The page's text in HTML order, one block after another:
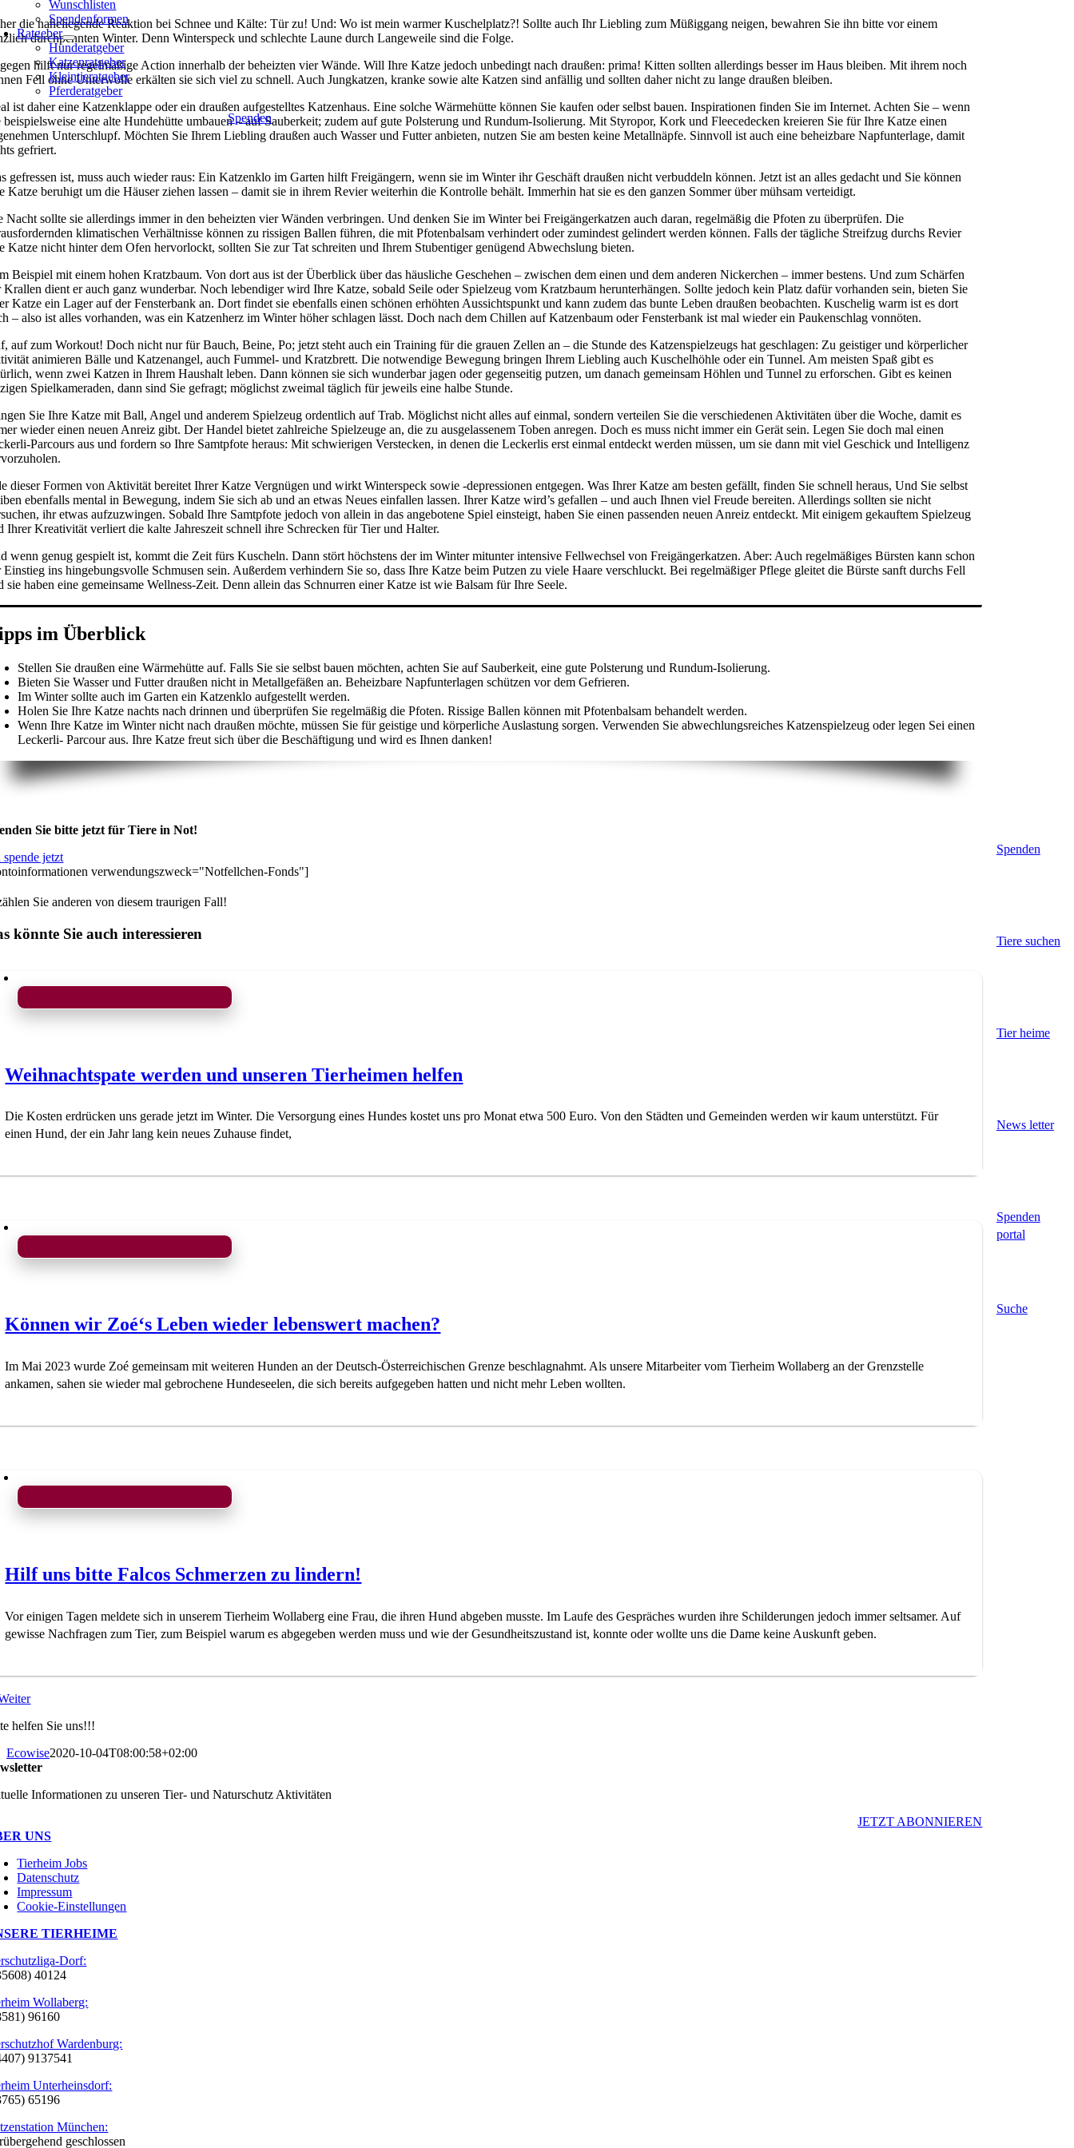
Wunschlisten
Spendenformen
Ratgeber
Hunderatgeber
Katzenratgeber
Kleintieratgeber
Pferderatgeber
Spenden
Spenden
Tiere suchen
Tier heime
News letter
Spenden
portal
Suche
die naheliegende Reaktion bei Schnee und Kälte: Tür zu! Und: Wo ist mein warmer Kuschelplatz?! Sollte auch Ihr Liebling zum Müßiggang neigen, bewahren Sie ihn bitte vor einem
durchpennten Winter. Denn Winterspeck und schlechte Laune durch Langeweile sind die Folge.
hilft nur regelmäßige Action innerhalb der beheizten vier Wände. Will Ihre Katze jedoch unbedingt nach draußen: prima! Kitten sollten allerdings besser im Haus bleiben. Mit ihrem noch
Fell ohne Unterwolle erkälten sie sich viel zu schnell. Auch Jungkatzen, kranke sowie alte Katzen sind anfällig und sollten daher nicht zu lange draußen bleiben.
ist daher eine Katzenklappe oder ein draußen aufgestelltes Katzenhaus. Eine solche Wärmehütte können Sie kaufen oder selbst bauen. Inspirationen finden Sie im Internet. Achten Sie – wenn
beispielsweise eine alte Hundehütte umbauen – auf Sauberkeit; zudem auf gute Polsterung und Rundum-Isolierung. Mit Styropor, Kork und Fleecedecken kreieren Sie für Ihre Katze einen
Unterschlupf. Möchten Sie Ihrem Liebling draußen auch Wasser und Futter anbieten, nutzen Sie am besten keine Metallnäpfe. Sinnvoll ist auch eine beheizbare Napfunterlage, damit
gefriert.
gefressen ist, muss auch wieder raus: Ein Katzenklo im Garten hilft Freigängern, wenn sie im Winter ihr Geschäft draußen nicht verbuddeln können. Jetzt ist an alles gedacht und Sie können
Katze beruhigt um die Häuser ziehen lassen – damit sie in ihrem Revier weiterhin die Kontrolle behält. Immerhin hat sie es den ganzen Sommer über mühsam verteidigt.
Nacht sollte sie allerdings immer in den beheizten vier Wänden verbringen. Und denken Sie im Winter bei Freigängerkatzen auch daran, regelmäßig die Pfoten zu überprüfen. Die
klimatischen Verhältnisse können zu rissigen Ballen führen, die mit Pfotenbalsam verhindert oder zumindest gelindert werden können. Falls der tägliche Streifzug durchs Revier
Katze nicht hinter dem Ofen hervorlockt, sollten Sie zur Tat schreiten und Ihrem Stubentiger genügend Abwechslung bieten.
Beispiel mit einem hohen Kratzbaum. Von dort aus ist der Überblick über das häusliche Geschehen – zwischen dem einen und dem anderen Nickerchen – immer bestens. Und zum Schärfen
Krallen dient er auch ganz wunderbar. Noch lebendiger wird Ihre Katze, sobald Seile oder Spielzeug vom Kratzbaum herunterhängen. Sollte jedoch kein Platz dafür vorhanden sein, bieten Sie
Katze ein Lager auf der Fensterbank an. Dort findet sie ebenfalls einen schönen erhöhten Aussichtspunkt und kann zudem das bunte Leben draußen beobachten. Kuschelig warm ist es dort
– also ist alles vorhanden, was ein Katzenherz im Winter höher schlagen lässt. Doch nach dem Chillen auf Katzenbaum oder Fensterbank ist mal wieder ein Paukenschlag vonnöten.
auf zum Workout! Doch nicht nur für Bauch, Beine, Po; jetzt steht auch ein Training für die grauen Zellen an – die Stunde des Katzenspielzeugs hat geschlagen: Zu geistiger und körperlicher
animieren Bälle und Katzenangel, auch Fummel- und Kratzbrett. Die notwendige Bewegung bringen Ihrem Liebling auch Kuschelhöhle oder ein Tunnel. Am meisten Spaß gibt es
wenn zwei Katzen in Ihrem Haushalt leben. Dann können sie sich wunderbar jagen oder gegenseitig putzen, um danach gemeinsam Höhlen und Tunnel zu erforschen. Gibt es keinen
Spielkameraden, dann sind Sie gefragt; möglichst zweimal täglich für jeweils eine halbe Stunde.
Sie Ihre Katze mit Ball, Angel und anderem Spielzeug ordentlich auf Trab. Möglichst nicht alles auf einmal, sondern verteilen Sie die verschiedenen Aktivitäten über die Woche, damit es
wieder einen neuen Anreiz gibt. Der Handel bietet zahlreiche Spielzeuge an, die zu ausgelassenem Toben anregen. Doch es muss nicht immer ein Gerät sein. Legen Sie doch mal einen
Parcours aus und fordern so Ihre Samtpfote heraus: Mit schwierigen Verstecken, in denen die Leckerlis erst einmal entdeckt werden müssen, um sie dann mit viel Geschick und Intelligenz
dieser Formen von Aktivität bereitet Ihrer Katze Vergnügen und wirkt Winterspeck sowie -depressionen entgegen. Was Ihrer Katze am besten gefällt, finden Sie schnell heraus, Und Sie selbst
ebenfalls mental in Bewegung, indem Sie sich ab und an etwas Neues einfallen lassen. Ihrer Katze wird’s gefallen – und auch Ihnen viel Freude bereiten. Allerdings sollten sie nicht
ihr etwas aufzuzwingen. Sobald Ihre Samtpfote jedoch von allein in das angebotene Spiel einsteigt, haben Sie einen passenden neuen Anreiz entdeckt. Mit einigem gekauftem Spielzeug
Ihrer Kreativität verliert die kalte Jahreszeit schnell ihre Schrecken für Tier und Halter.
wenn genug gespielt ist, kommt die Zeit fürs Kuscheln. Dann stört höchstens der im Winter mitunter intensive Fellwechsel von Freigängerkatzen. Aber: Auch regelmäßiges Bürsten kann schon
Einstieg ins hingebungsvolle Schmusen sein. Außerdem verhindern Sie so, dass Ihre Katze beim Putzen zu viele Haare verschluckt. Bei regelmäßiger Pflege gleitet die Bürste sanft durchs Fell
sie haben eine gemeinsame Wellness-Zeit. Denn allein das Schnurren einer Katze ist wie Balsam für Ihre Seele.
im Überblick
Stellen Sie draußen eine Wärmehütte auf. Falls Sie sie selbst bauen möchten, achten Sie auf Sauberkeit, eine gute Polsterung und Rundum-Isolierung.
Bieten Sie Wasser und Futter draußen nicht in Metallgefäßen an. Beheizbare Napfunterlagen schützen vor dem Gefrieren.
Im Winter sollte auch im Garten ein Katzenklo aufgestellt werden.
Holen Sie Ihre Katze nachts nach drinnen und überprüfen Sie regelmäßig die Pfoten. Rissige Ballen können mit Pfotenbalsam behandelt werden.
Wenn Ihre Katze im Winter nicht nach draußen möchte, müssen Sie für geistige und körperliche Auslastung sorgen. Verwenden Sie abwechlungsreiches Katzenspielzeug oder legen Sei einen
Leckerli- Parcour aus. Ihre Katze freut sich über die Beschäftigung und wird es Ihnen danken!
Sie bitte jetzt für Tiere in Not!
spende jetzt
verwendungszweck="Notfellchen-Fonds"]
Sie anderen von diesem traurigen Fall!
könnte Sie auch interessieren
Weihnachtspate werden und unseren Tierheimen helfen
Die Kosten erdrücken uns gerade jetzt im Winter. Die Versorgung eines Hundes kostet uns pro Monat etwa 500 Euro. Von den Städten und Gemeinden werden wir kaum unterstützt. Für
einen Hund, der ein Jahr lang kein neues Zuhause findet,
Können wir Zoé‘s Leben wieder lebenswert machen?
Im Mai 2023 wurde Zoé gemeinsam mit weiteren Hunden an der Deutsch-Österreichischen Grenze beschlagnahmt. Als unsere Mitarbeiter vom Tierheim Wollaberg an der Grenzstelle
ankamen, sahen sie wieder mal gebrochene Hundeseelen, die sich bereits aufgegeben hatten und nicht mehr Leben wollten.
Hilf uns bitte Falcos Schmerzen zu lindern!
Vor einigen Tagen meldete sich in unserem Tierheim Wollaberg eine Frau, die ihren Hund abgeben musste. Im Laufe des Gespräches wurden ihre Schilderungen jedoch immer seltsamer. Auf
gewisse Nachfragen zum Tier, zum Beispiel warum es abgegeben werden muss und wie der Gesundheitszustand ist, konnte oder wollte uns die Dame keine Auskunft geben.
helfen Sie uns!!!
Ecowise2020-10-04T08:00:58+02:00
Informationen zu unseren Tier- und Naturschutz Aktivitäten
JETZT ABONNIEREN
UNS
Tierheim Jobs
Datenschutz
Impressum
Cookie-Einstellungen
TIERHEIME
Dorf:
40124
Wollaberg:
96160
Wardenburg:
9137541
Unterheinsdorf:
65196
München:
geschlossen